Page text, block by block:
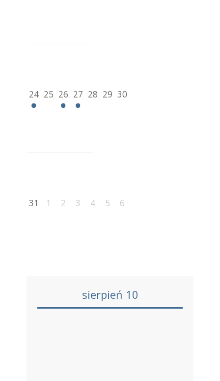
24 25 26 27 28 29 30
31 1 2 3 4 5 6
sierpień 10